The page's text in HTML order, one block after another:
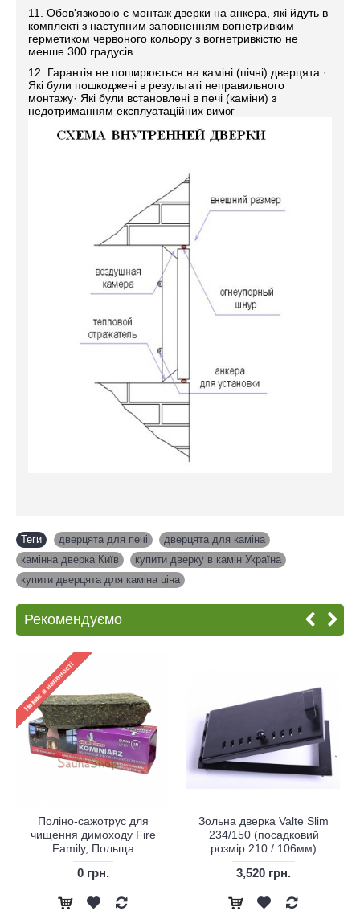
11. Обов'язковою є монтаж дверки на анкера, які йдуть в
комплекті з наступним заповненням вогнетривким
герметиком червоного кольору з вогнетривкістю не
менше 300 градусів
12. Гарантія не поширюється на каміні (пічні) дверцята:·
Які були пошкоджені в результаті неправильного
монтажу· Які були встановлені в печі (каміни) з
недотриманням експлуатаційних вимог
Теги дверцята для печі дверцята для каміна
камінна дверка Київ
купити дверку в камін Україна
купити дверцята для каміна ціна
Рекомендуємо
Поліно-сажотрус для
чищення димоходу Fire
Family, Польща
0 грн.
Зольна дверка Valte Slim
234/150 (посадковий
розмір 210 / 106мм)
3,520 грн.